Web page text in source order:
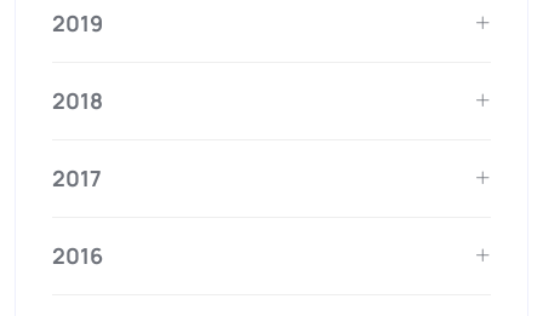
2019
2018
2017
2016